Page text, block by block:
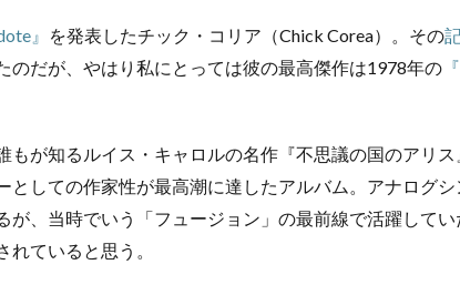
』 を発表したチック・コリア（Chick Corea）。その
のだが、やはり私にとっては彼の最高傑作は1978年の
もが知るルイス・キャロルの名作『不思議の国のアリ
としての作家性が最高潮に達したアルバム。アナログ
が、当時でいう「フュージョン」の最前線で活躍して
ていると思う。